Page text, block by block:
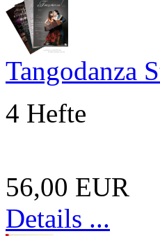
Tangodanza
4 Hefte
56,00 EUR
Details ...